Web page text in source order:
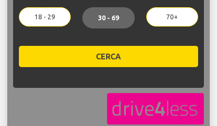
18 - 29 30 - 69 70+
CERCA